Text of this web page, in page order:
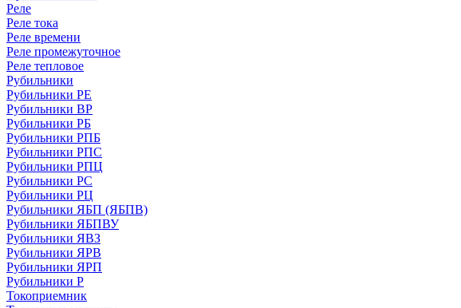
Реле
Реле тока
Реле времени
Реле промежуточное
Реле тепловое
Рубильники
Рубильники РЕ
Рубильники ВР
Рубильники РБ
Рубильники РПБ
Рубильники РПС
Рубильники РПЦ
Рубильники РС
Рубильники РЦ
Рубильники ЯБП (ЯБПВ)
Рубильники ЯБПВУ
Рубильники ЯВЗ
Рубильники ЯРВ
Рубильники ЯРП
Рубильники Р
Токоприемник